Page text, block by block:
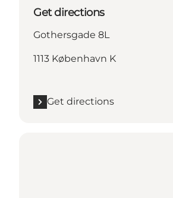
Get directions
Gothersgade 8L
1113 København K
Get directions